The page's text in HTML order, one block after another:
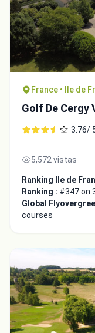
France • Ile de
Golf De Cergy
3.76/
5,572 vistas
Ranking Ile de
Ranking : #347 on
Global
courses